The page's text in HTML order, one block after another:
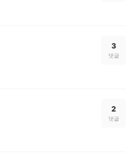
3
댓글
2
댓글